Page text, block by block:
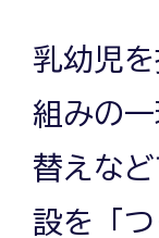
乳幼児
組みの
替えな
設を「